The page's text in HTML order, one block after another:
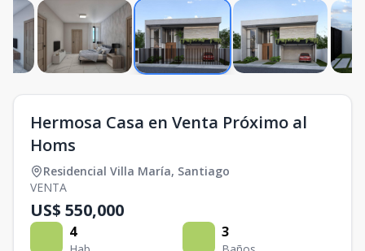
Hermosa Casa en Venta Próximo al
Homs
Residencial Villa María, Santiago
VENTA
US$ 550,000
4 3